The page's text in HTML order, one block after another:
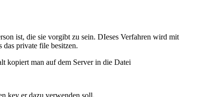
ist, die sie vorgibt zu sein. DIeses Verfahren wird mit
das private file besitzen.
kopiert man auf dem Server in die Datei
key er dazu verwenden soll.